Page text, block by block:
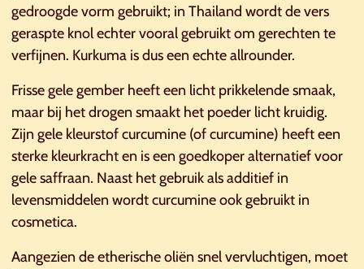
gedroogde vorm gebruikt; in Thailand wordt de vers
geraspte knol echter vooral gebruikt om gerechten te
verfijnen. Kurkuma is dus een echte allrounder.
Frisse gele gember heeft een licht prikkelende smaak,
maar bij het drogen smaakt het poeder licht kruidig.
Zijn gele kleurstof curcumine (of curcumine) heeft een
sterke kleurkracht en is een goedkoper alternatief voor
gele saffraan. Naast het gebruik als additief in
levensmiddelen wordt curcumine ook gebruikt in
cosmetica.
Aangezien de etherische oliën snel vervluchtigen, moet